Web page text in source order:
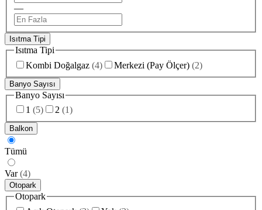
—
Isıtma Tipi
Isıtma Tipi
Kombi Doğalgaz (4) Merkezi (Pay Ölçer) (2)
Banyo Sayısı
Banyo Sayısı
1 (5) 2 (1)
Balkon
Tümü
Var (4)
Otopark
Otopark